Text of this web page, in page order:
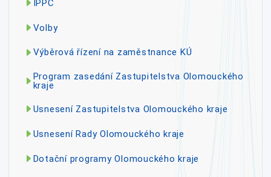
IPPC
Volby
Výběrová řízení na zaměstnance KÚ
Program zasedání Zastupitelstva Olomouckého
kraje
Usnesení Zastupitelstva Olomouckého kraje
Usnesení Rady Olomouckého kraje
Dotační programy Olomouckého kraje